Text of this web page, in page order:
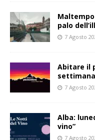
palo
7 Agosto
Abitare il
7 Agosto
Alba:
vino”
7 Agosto